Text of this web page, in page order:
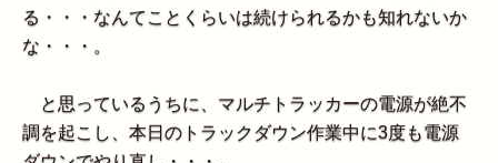
る・・・なんてことくらいは続けられるかも知れないか
な・・・。
と思っているうちに、マルチトラッカーの電源が絶不
調を起こし、本日のトラックダウン作業中に3度も電源